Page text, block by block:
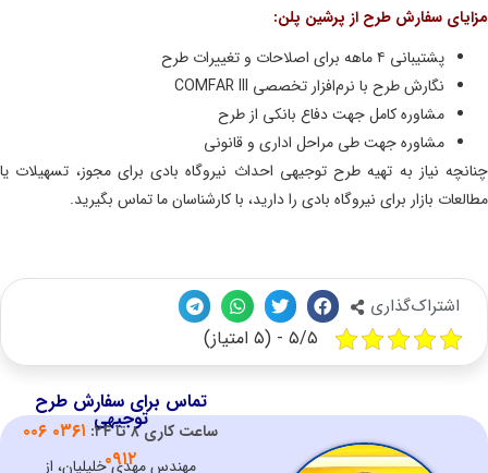
سفارش طرح از پرشین پلن:
پشتیبانی ۴ ماهه برای اصلاحات و تغییرات طرح
نگارش طرح با نرم‌افزار تخصصی COMFAR III
مشاوره کامل جهت دفاع بانکی از طرح
مشاوره جهت طی مراحل اداری و قانونی
نیاز به تهیه طرح توجیهی احداث نیروگاه بادی برای مجوز، تسهیلات یا
بازار برای نیروگاه بادی را دارید، با کارشناسان ما تماس بگیرید.
اشتراک‌گذاری
۵/۵ - (۵ امتیاز)
تماس برای سفارش طرح
توجیهیساعت کاری۸ تا ۲۴:
۰۳۶۱ ۰۰۶
۰۹۱۲
مهندس مهدی خلیلیان، از